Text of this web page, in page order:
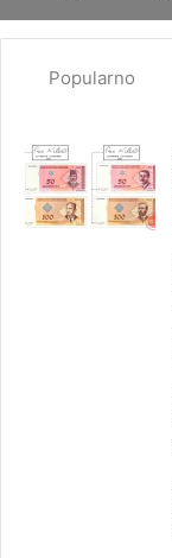
Popularno